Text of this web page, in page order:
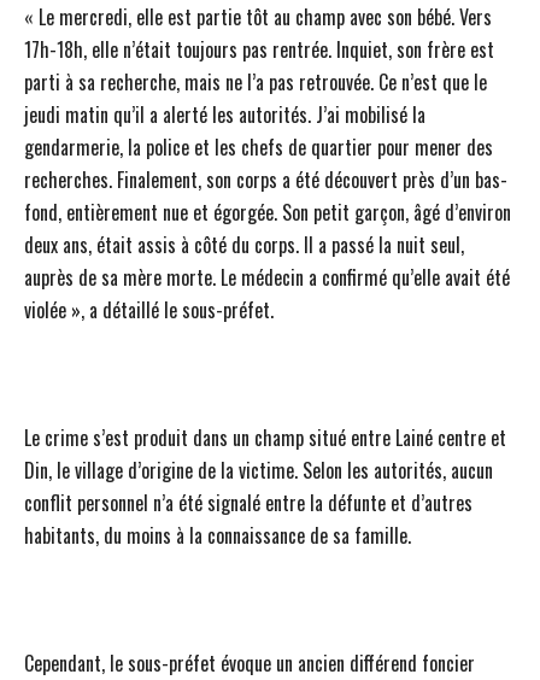
« Le mercredi, elle est partie tôt au champ avec son bébé. Vers
17h-18h, elle n’était toujours pas rentrée. Inquiet, son frère est
parti à sa recherche, mais ne l’a pas retrouvée. Ce n’est que le
jeudi matin qu’il a alerté les autorités. J’ai mobilisé la
gendarmerie, la police et les chefs de quartier pour mener des
recherches. Finalement, son corps a été découvert près d’un bas-
fond, entièrement nue et égorgée. Son petit garçon, âgé d’environ
deux ans, était assis à côté du corps. Il a passé la nuit seul,
auprès de sa mère morte. Le médecin a confirmé qu’elle avait été
violée », a détaillé le sous-préfet.
Le crime s’est produit dans un champ situé entre Lainé centre et
Din, le village d’origine de la victime. Selon les autorités, aucun
conflit personnel n’a été signalé entre la défunte et d’autres
habitants, du moins à la connaissance de sa famille.
Cependant, le sous-préfet évoque un ancien différend foncier